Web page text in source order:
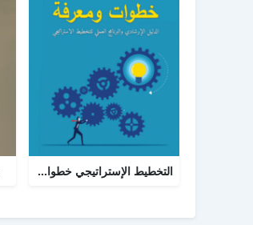
التخطيط الإستراتيجي خطوات ومعرفة: الدليل الإرشادي والبرنامج العملي للتخطيط